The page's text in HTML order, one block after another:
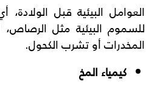
العوامل البيئية قبل
للسموم البيئية مثل
المخدرات أو تشرب الكحول.
كيمياء المخ